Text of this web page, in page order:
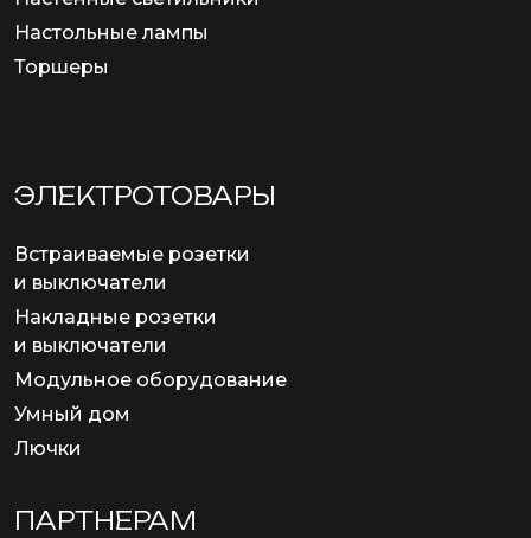
Настольные лампы
Торшеры
ЭЛЕКТРОТОВАРЫ
Встраиваемые розетки
и выключатели
Накладные розетки
и выключатели
Модульное оборудование
Умный дом
Лючки
ПАРТНЕРАМ